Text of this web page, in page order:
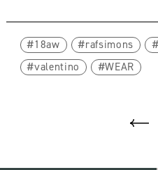
18aw rafsimons
valentino
WEAR